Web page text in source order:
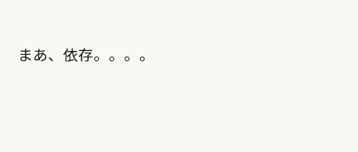
まあ、依存。。。。